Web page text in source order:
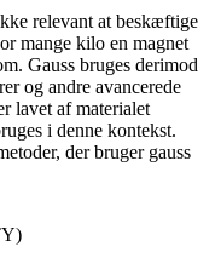
relevant at beskæftige
mange kilo en magnet
Gauss bruges derimod
og andre avancerede
lavet af materialet
i denne kontekst.
der bruger gauss